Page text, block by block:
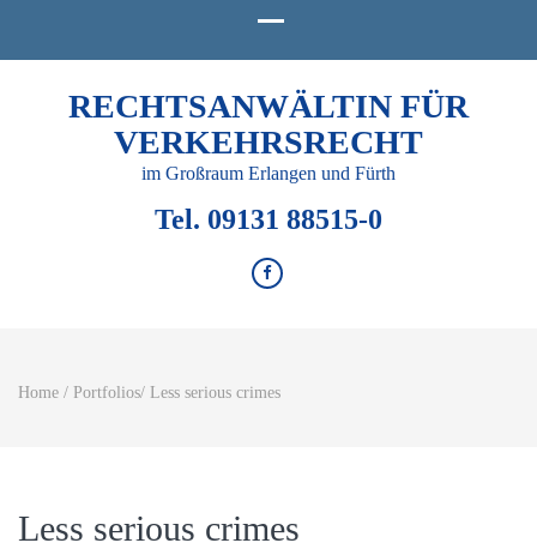
RECHTSANWÄLTIN FÜR
VERKEHRSRECHT
im Großraum Erlangen und Fürth
Tel. 09131 88515-0
Home / Portfolios/ Less serious crimes
Less serious crimes